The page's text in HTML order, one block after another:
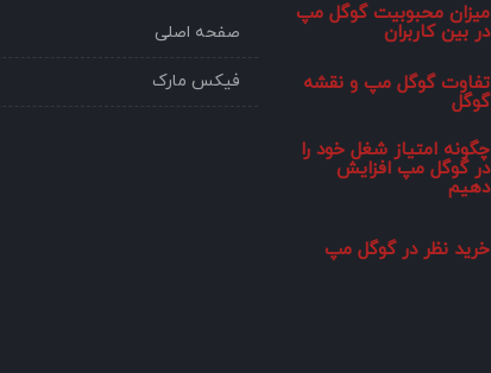
میزان محبوبیت گوگل مپ
در بین کاربران
تفاوت گوگل مپ و نقشه
گوگل
چگونه امتیاز شغل خود را
در گوگل مپ افزایش
دهیم
خرید نظر در گوگل مپ
صفحه اصلی
فیکس مارک